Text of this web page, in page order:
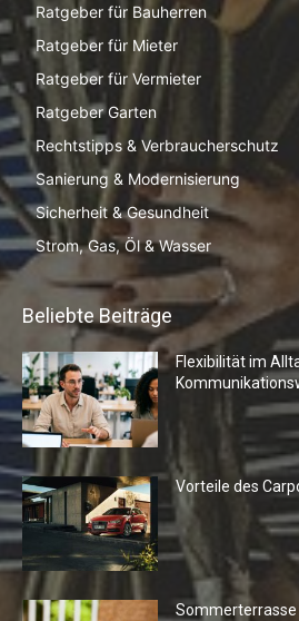
Ratgeber für Bauherren
Ratgeber für Mieter
Ratgeber für Vermieter
Ratgeber Garten
Rechtstipps & Verbraucherschutz
Sanierung & Modernisierung
Sicherheit & Gesundheit
Strom, Gas, Öl & Wasser
Beliebte Beiträge
Flexibilität im
Vorteile des
Sommerterrasse